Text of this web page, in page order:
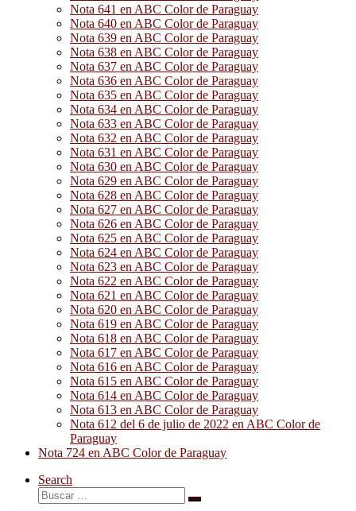
Nota 641 en ABC Color de Paraguay
Nota 640 en ABC Color de Paraguay
Nota 639 en ABC Color de Paraguay
Nota 638 en ABC Color de Paraguay
Nota 637 en ABC Color de Paraguay
Nota 636 en ABC Color de Paraguay
Nota 635 en ABC Color de Paraguay
Nota 634 en ABC Color de Paraguay
Nota 633 en ABC Color de Paraguay
Nota 632 en ABC Color de Paraguay
Nota 631 en ABC Color de Paraguay
Nota 630 en ABC Color de Paraguay
Nota 629 en ABC Color de Paraguay
Nota 628 en ABC Color de Paraguay
Nota 627 en ABC Color de Paraguay
Nota 626 en ABC Color de Paraguay
Nota 625 en ABC Color de Paraguay
Nota 624 en ABC Color de Paraguay
Nota 623 en ABC Color de Paraguay
Nota 622 en ABC Color de Paraguay
Nota 621 en ABC Color de Paraguay
Nota 620 en ABC Color de Paraguay
Nota 619 en ABC Color de Paraguay
Nota 618 en ABC Color de Paraguay
Nota 617 en ABC Color de Paraguay
Nota 616 en ABC Color de Paraguay
Nota 615 en ABC Color de Paraguay
Nota 614 en ABC Color de Paraguay
Nota 613 en ABC Color de Paraguay
Nota 612 del 6 de julio de 2022 en ABC Color de
Paraguay
Nota 724 en ABC Color de Paraguay
Search
Buscar
Buscar